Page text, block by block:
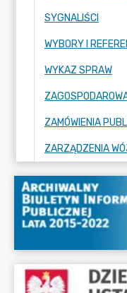
SYGNALIŚCI
WYBORY I
WYKAZ SPRAW
ZAMÓWIENIA
ZARZĄDZENIA